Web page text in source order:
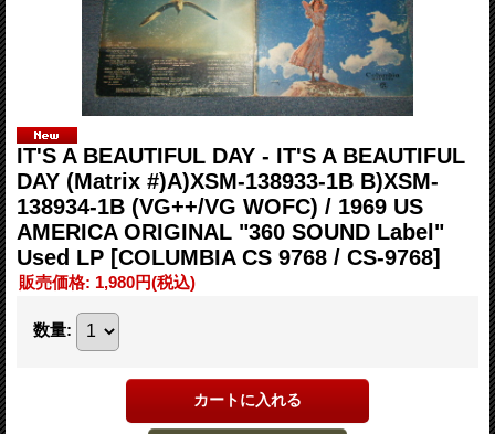
IT'S A BEAUTIFUL DAY - IT'S A BEAUTIFUL
DAY (Matrix #)A)XSM-138933-1B B)XSM-
138934-1B (VG++/VG WOFC) / 1969 US
AMERICA ORIGINAL "360 SOUND Label"
Used LP [COLUMBIA CS 9768 / CS-9768]
販売価格: 1,980円(税込)
数量: